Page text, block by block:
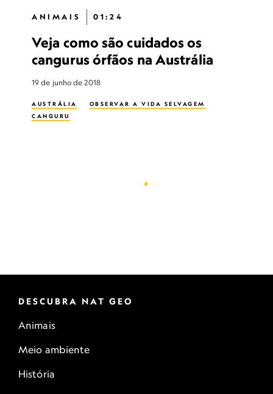
ANIMAIS 01:24
Veja como são cuidados os
cangurus órfãos na Austrália
19 de junho de 2018
AUSTRÁLIA
OBSERVAR A VIDA SELVAGEM
CANGURU
DESCUBRA NAT GEO
Animais
Meio ambiente
História